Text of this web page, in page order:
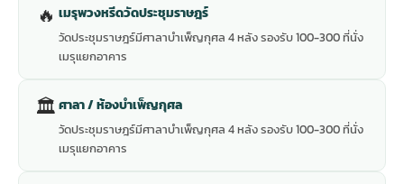
🔥 เมรุพวงหรีดวัดประชุมราษฎร์
วัดประชุมราษฎร์มีศาลาบำเพ็ญกุศล 4 หลัง รองรับ 100-300 ที่นั่ง
เมรุแยกอาคาร
🏛 ศาลา / ห้องบำเพ็ญกุศล
วัดประชุมราษฎร์มีศาลาบำเพ็ญกุศล 4 หลัง รองรับ 100-300 ที่นั่ง
เมรุแยกอาคาร